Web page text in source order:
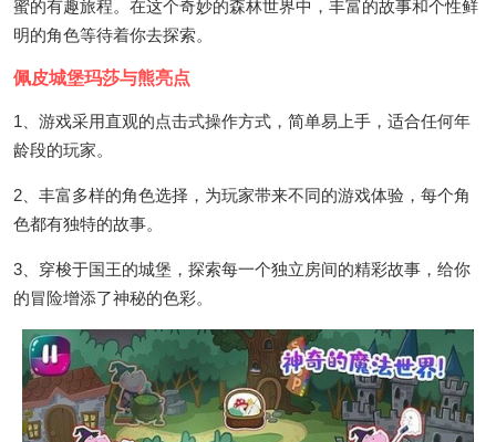
蜜的有趣旅程。在这个奇妙的森林世界中，丰富的故事和个性鲜
明的角色等待着你去探索。
佩皮城堡玛莎与熊亮点
1、游戏采用直观的点击式操作方式，简单易上手，适合任何年
龄段的玩家。
2、丰富多样的角色选择，为玩家带来不同的游戏体验，每个角
色都有独特的故事。
3、穿梭于国王的城堡，探索每一个独立房间的精彩故事，给你
的冒险增添了神秘的色彩。